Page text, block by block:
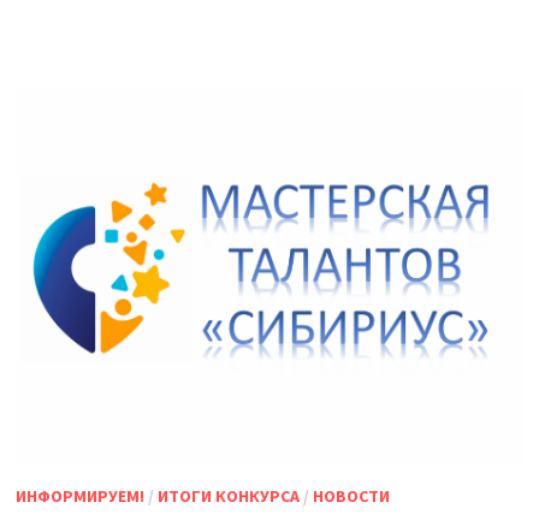
ИНФОРМИРУЕМ! / ИТОГИ КОНКУРСА/ НОВОСТИ